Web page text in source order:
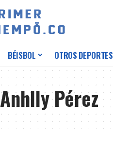
BÉISBOL OTROS DEPORTES
Anhlly Pérez